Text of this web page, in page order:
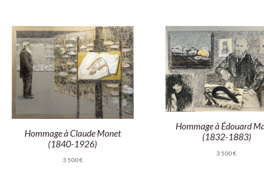
Hommage à Claude Monet
(1840-1926)
3 500€
Hommage à Édouard
(1832-1883)
3 500€